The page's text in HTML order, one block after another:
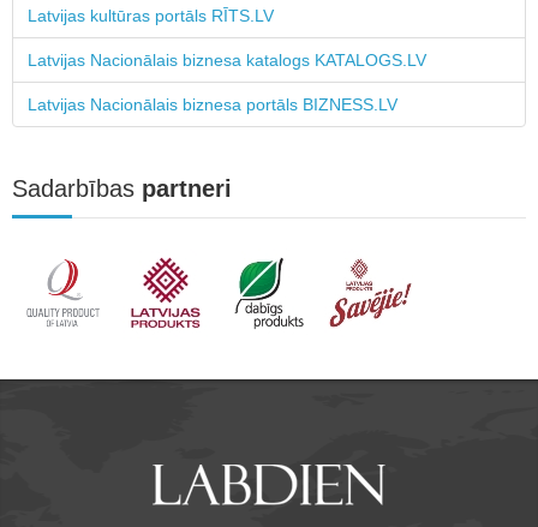
Latvijas kultūras portāls RĪTS.LV
Latvijas Nacionālais biznesa katalogs KATALOGS.LV
Latvijas Nacionālais biznesa portāls BIZNESS.LV
Sadarbības partneri